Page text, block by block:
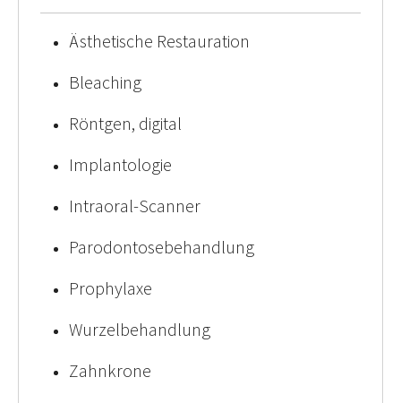
Ästhetische Restauration
Bleaching
Röntgen, digital
Implantologie
Intraoral-Scanner
Parodontosebehandlung
Prophylaxe
Wurzelbehandlung
Zahnkrone